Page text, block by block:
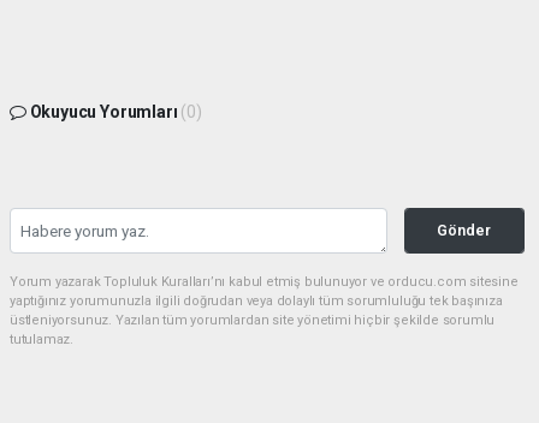
Okuyucu Yorumları (0)
Gönder
Yorum yazarak Topluluk Kuralları’nı kabul etmiş bulunuyor ve orducu.com sitesine
yaptığınız yorumunuzla ilgili doğrudan veya dolaylı tüm sorumluluğu tek başınıza
üstleniyorsunuz. Yazılan tüm yorumlardan site yönetimi hiçbir şekilde sorumlu
tutulamaz.